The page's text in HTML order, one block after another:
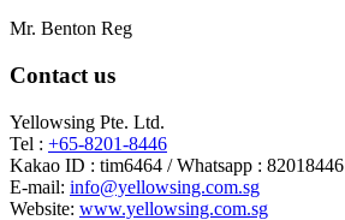
Mr. Benton Reg
Contact us
Yellowsing Pte. Ltd.
Tel : +65-8201-8446
Kakao ID : tim6464 / Whatsapp : 82018446
E-mail: info@yellowsing.com.sg
Website: www.yellowsing.com.sg